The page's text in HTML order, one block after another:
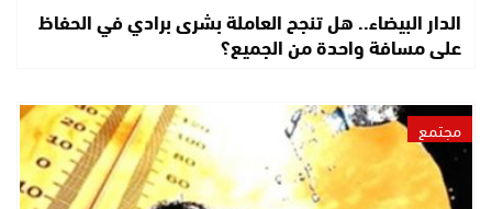
الدار البيضاء.. هل تنجح العاملة بشرى برادي في الحفاظ
على مسافة واحدة من الجميع؟
مجتمع